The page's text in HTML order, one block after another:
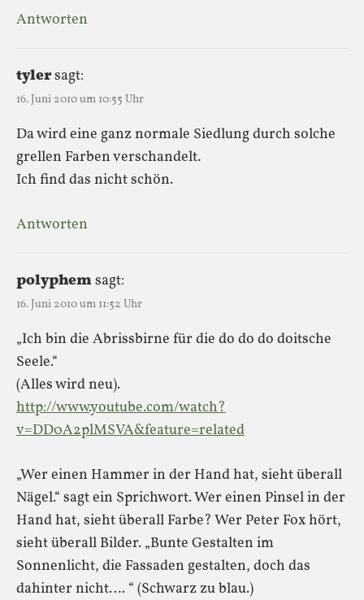
Antworten
tylersagt:
16. Juni 2010 um 10:55 Uhr
Da wird eine ganz normale Siedlung durch solche
grellen Farben verschandelt.
Ich find das nicht schön.
Antworten
polyphemsagt:
16. Juni 2010 um 11:52 Uhr
„Ich bin die Abrissbirne für die do do do doitsche
Seele.“
(Alles wird neu).
http://www.youtube.com/watch?
v=DD0A2plMSVA&feature=related
„Wer einen Hammer in der Hand hat, sieht überall
Nägel.“ sagt ein Sprichwort. Wer einen Pinsel in der
Hand hat, sieht überall Farbe? Wer Peter Fox hört,
sieht überall Bilder. „Bunte Gestalten im
Sonnenlicht, die Fassaden gestalten, doch das
dahinter nicht…. “ (Schwarz zu blau.)